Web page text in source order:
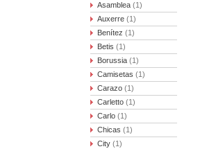
Asamblea (1)
Auxerre (1)
Benítez (1)
Betis (1)
Borussia (1)
Camisetas (1)
Carazo (1)
Carletto (1)
Carlo (1)
Chicas (1)
City (1)